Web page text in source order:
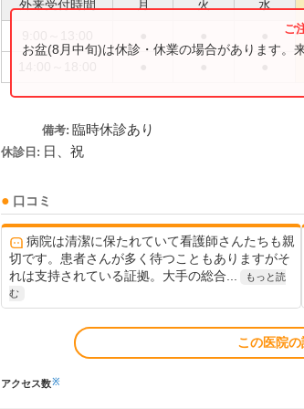
外来受付時間 月 火 水
お盆(8月中旬)は休診・休業の場合があります。
備考: 臨時休診あり
休診日: 日、祝
口コミ
病院は清潔に保たれていて看護師さんたちも親
切です。患者さんが多く待つこともありますがそ
れは支持されている証拠。大手の総合...
もっと読
む
この医院
アクセス数※